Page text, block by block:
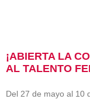
¡ABIERTA LA
AL TALENTO
Del 27 de mayo al 10